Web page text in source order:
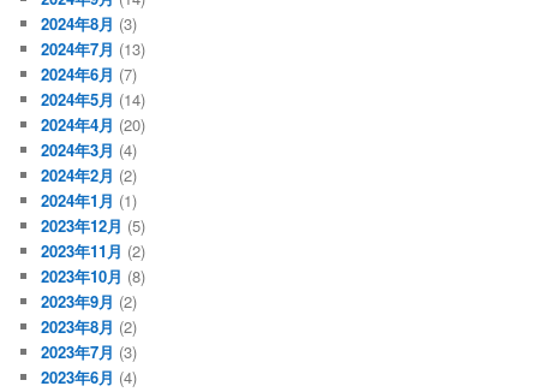
2024年8月 (3)
2024年7月 (13)
2024年6月 (7)
2024年5月 (14)
2024年4月 (20)
2024年3月 (4)
2024年2月 (2)
2024年1月 (1)
2023年12月 (5)
2023年11月 (2)
2023年10月 (8)
2023年9月 (2)
2023年8月 (2)
2023年7月 (3)
2023年6月 (4)